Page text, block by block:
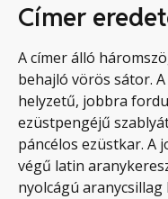
Címer
A címer álló
behajló vörös sátor.
helyzetű, jobbra
ezüstpengéjű
páncélos ezüstkar. A
végű latin
nyolcágú aranycsillag